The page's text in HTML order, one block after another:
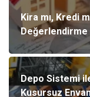
Kira mı, Kredi
Değerlendirme
Depo Sistemi
Kusursuz